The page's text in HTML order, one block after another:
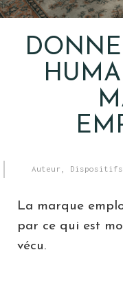
Auteur
La marque
par ce qui est
vécu.